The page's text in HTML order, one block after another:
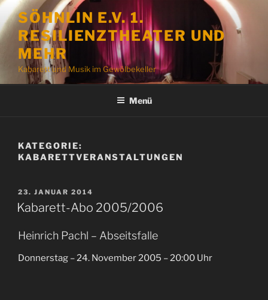
Zum
Inhalt
springen
SÖHNLIN E.V. 1.
RESILIENZTHEATER UND
MEHR
Kabarett und Musik im Gewölbekeller
Menü
KATEGORIE:
KABARETTVERANSTALTUNGEN
VERÖFFENTLICHT
AM
23. JANUAR 2014
Kabarett-Abo 2005/2006
Heinrich Pachl – Abseitsfalle
Donnerstag – 24. November 2005 – 20:00 Uhr